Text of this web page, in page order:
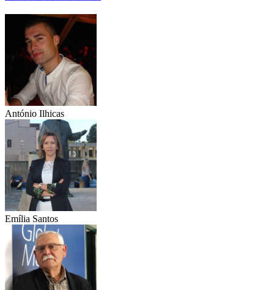
António Ilhicas
Emília Santos